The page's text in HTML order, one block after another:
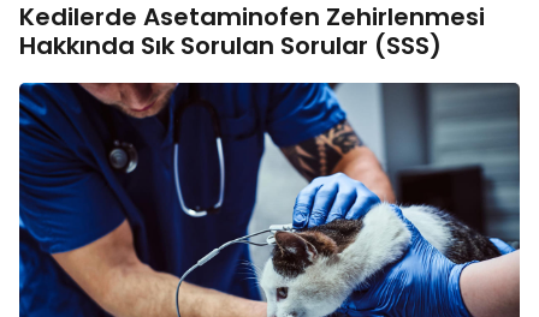
Kedilerde Asetaminofen Zehirlenmesi
Hakkında Sık Sorulan Sorular (SSS)